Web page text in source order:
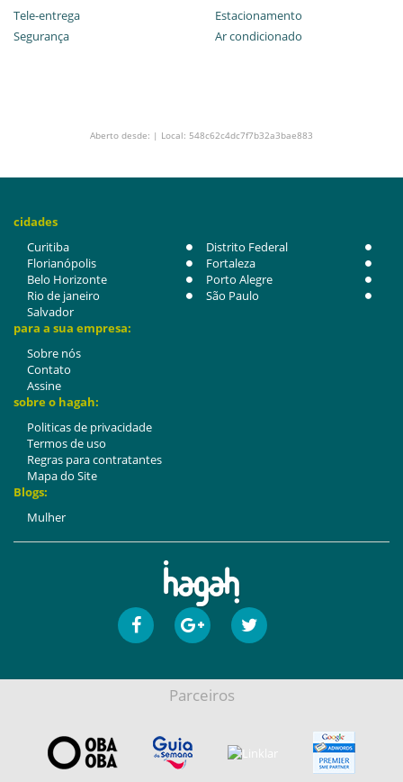
Tele-entrega
Estacionamento
Segurança
Ar condicionado
Aberto desde: | Local: 548c62c4dc7f7b32a3bae883
cidades
Curitiba
Distrito Federal
Florianópolis
Fortaleza
Belo Horizonte
Porto Alegre
Rio de janeiro
São Paulo
Salvador
para a sua empresa:
Sobre nós
Contato
Assine
sobre o hagah:
Politicas de privacidade
Termos de uso
Regras para contratantes
Mapa do Site
Blogs:
Mulher
Parceiros